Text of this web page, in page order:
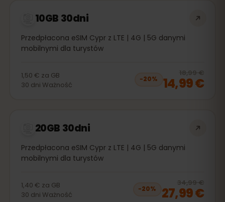
10GB 30dni
Przedpłacona eSIM Cypr z LTE | 4G | 5G danymi
mobilnymi dla turystów
1,50 € za GB
30 dni Ważność
−20%
18,99 €
14,99 €
20GB 30dni
Przedpłacona eSIM Cypr z LTE | 4G | 5G danymi
mobilnymi dla turystów
1,40 € za GB
30 dni Ważność
−20%
34,99 €
27,99 €